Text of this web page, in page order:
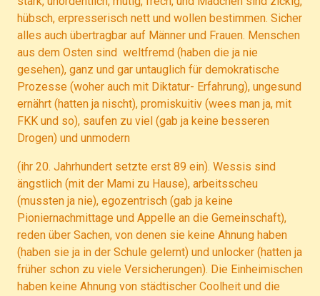
hübsch, erpresserisch nett und wollen bestimmen. Sicher
alles auch übertragbar auf Männer und Frauen. Menschen
aus dem Osten sind weltfremd (haben die ja nie
gesehen), ganz und gar untauglich für demokratische
Prozesse (woher auch mit Diktatur- Erfahrung), ungesund
ernährt (hatten ja nischt), promiskuitiv (wees man ja, mit
FKK und so), saufen zu viel (gab ja keine besseren
Drogen) und unmodern
(ihr 20. Jahrhundert setzte erst 89 ein). Wessis sind
ängstlich (mit der Mami zu Hause), arbeitsscheu
(mussten ja nie), egozentrisch (gab ja keine
Pioniernachmittage und Appelle an die Gemeinschaft),
reden über Sachen, von denen sie keine Ahnung haben
(haben sie ja in der Schule gelernt) und unlocker (hatten ja
früher schon zu viele Versicherungen). Die Einheimischen
haben keine Ahnung von städtischer Coolheit und die